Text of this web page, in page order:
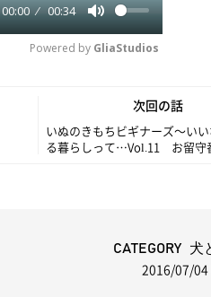
00:00 00:34
M
u
Powered by GliaStudios
次回の話
いぬのきもちビギナーズ～い
る暮らしって…Vol.11 お留守
CATEGORY 犬
2016/07/04